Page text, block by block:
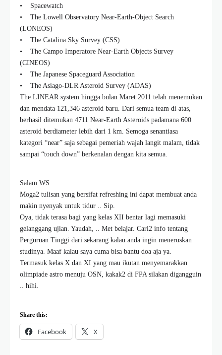
• Spacewatch
• The Lowell Observatory Near-Earth-Object Search
(LONEOS)
• The Catalina Sky Survey (CSS)
• The Campo Imperatore Near-Earth Objects Survey
(CINEOS)
• The Japanese Spaceguard Association
• The Asiago-DLR Asteroid Survey (ADAS)
The LINEAR system hingga bulan Maret 2011 telah menemukan
dan mendata 121,346 asteroid baru. Dari semua team di atas,
berhasil ditemukan 4711 Near-Earth Asteroids padamana 600
asteroid berdiameter lebih dari 1 km. Semoga senantiasa
kategori “near” saja sebagai pemeriah wajah langit malam, tidak
sampai “touch down” berkenalan dengan kita semua.
Salam WS
Moga2 tulisan yang bersifat refreshing ini dapat membuat anda
makin nyenyak untuk tidur .. Sip.
Oya, tidak terasa bagi yang kelas XII bentar lagi memasuki
gelanggang ujian. Yaudah, .. Met belajar. Cari2 info tentang
Perguruan Tinggi dari sekarang kalau anda ingin meneruskan
studinya. Maaf kalau saya cuma bisa bantu doa aja ya.
Termasuk kelas X dan XI yang mau ikutan menyemarakkan
olimpiade astro menuju OSN, kakak2 di FPA silakan digangguin
.. hihi.
Share this:
Facebook X